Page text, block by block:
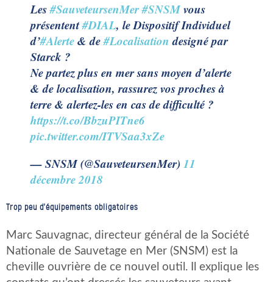
Les#SauveteursenMer#SNSMvous
présentent#DIAL, le Dispositif Individuel
d’#Alerte& de#Localisation designé par
Starck ?
Ne partez plus en mer sans moyen d’alerte
& de localisation, rassurez vos proches à
terre & alertez-les en cas de difficulté ?
https://t.co/BbzuPITne6
pic.twitter.com/ITVSaa3xZe
— SNSM (@SauveteursenMer) 11
décembre 2018
Trop peu d’équipements obligatoires
Marc Sauvagnac, directeur général de la Société
Nationale de Sauvetage en Mer (SNSM) est la
cheville ouvrière de ce nouvel outil. Il explique les